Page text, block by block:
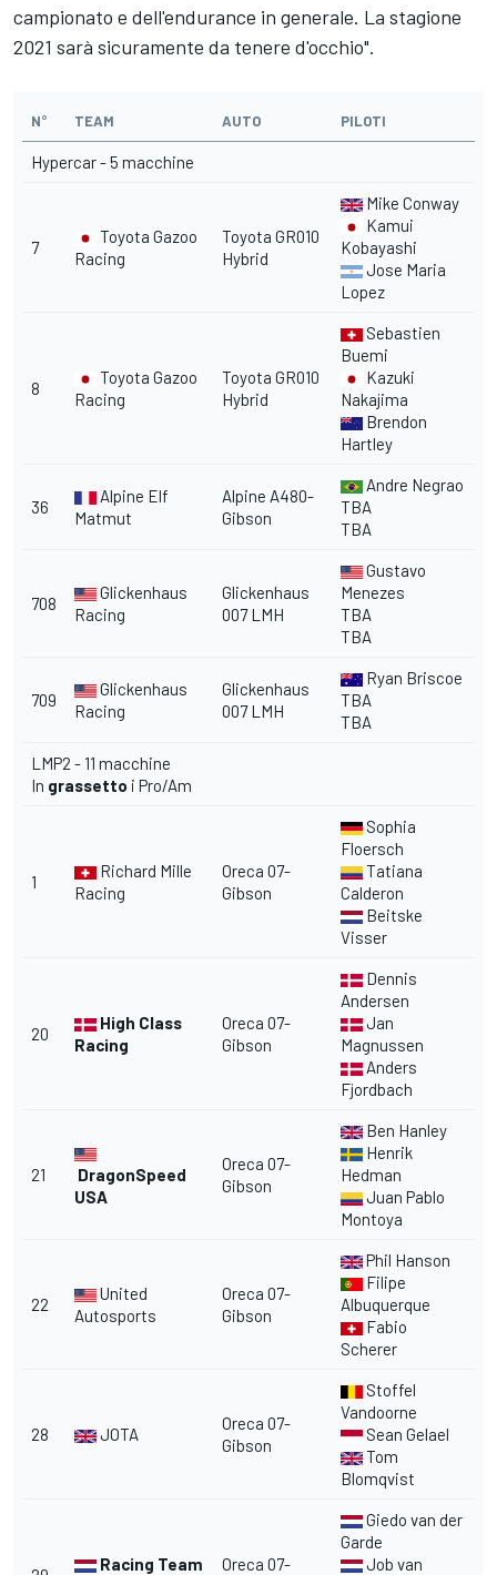
campionato e dell'endurance in generale. La stagione
2021 sarà sicuramente da tenere d'occhio".
N° TEAM AUTO PILOTI
Hypercar - 5 macchine
7
Toyota Gazoo
Racing
Toyota GR010
Hybrid
Mike Conway
Kamui
Kobayashi
Jose Maria
Lopez
8
Toyota Gazoo
Racing
Toyota GR010
Hybrid
Sebastien
Buemi
Kazuki
Nakajima
Brendon
Hartley
36
Alpine Elf
Matmut
Alpine A480-
Gibson
Andre Negrao
TBA
TBA
708
Glickenhaus
Racing
Glickenhaus
007 LMH
Gustavo
Menezes
TBA
TBA
709
Glickenhaus
Racing
Glickenhaus
007 LMH
Ryan Briscoe
TBA
TBA
LMP2 - 11 macchine
In grassetto i Pro/Am
1
Richard Mille
Racing
Oreca 07-
Gibson
Sophia
Floersch
Tatiana
Calderon
Beitske
Visser
20
High Class
Racing
Oreca 07-
Gibson
Dennis
Andersen
Jan
Magnussen
Anders
Fjordbach
21
DragonSpeed
USA
Oreca 07-
Gibson
Ben Hanley
Henrik
Hedman
Juan Pablo
Montoya
22
United
Autosports
Oreca 07-
Gibson
Phil Hanson
Filipe
Albuquerque
Fabio
Scherer
28 JOTA
Oreca 07-
Gibson
Stoffel
Vandoorne
Sean Gelael
Tom
Blomqvist
Racing Team Oreca 07-
Giedo van der
Garde
Job van